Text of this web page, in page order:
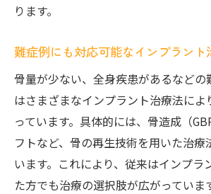
ります。
難症例にも対応可能なインプラント
骨量が少ない、全身疾患があるなどの
はさまざまなインプラント治療法によ
っています。具体的には、骨造成（
フトなど、骨の再生技術を用いた治療
います。これにより、従来はインプラ
た方でも治療の選択肢が広がっていま